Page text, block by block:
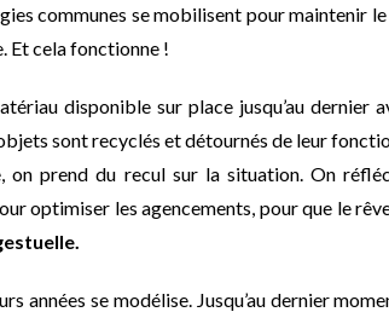
communes se mobilisent pour maintenir
Et cela fonctionne !
disponible sur place jusqu’au dernier
sont recyclés et détournés de leur
on prend du recul sur la situation. On
optimiser les agencements, pour que le
années se modélise. Jusqu’au dernier